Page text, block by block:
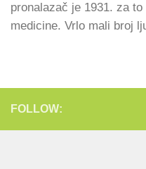
pronalazač je 1931. za
medicine. Vrlo mali broj
FOLLOW: